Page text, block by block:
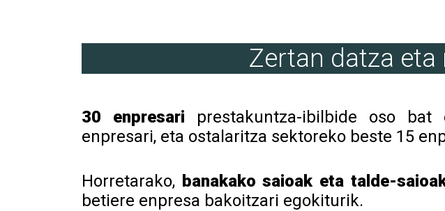
Zertan datza
30 enpresari prestakuntza-ibilbide oso bat
enpresari, eta ostalaritza sektoreko beste 15
Horretarako, banakako saioak eta talde-
betiere enpresa bakoitzari egokiturik.